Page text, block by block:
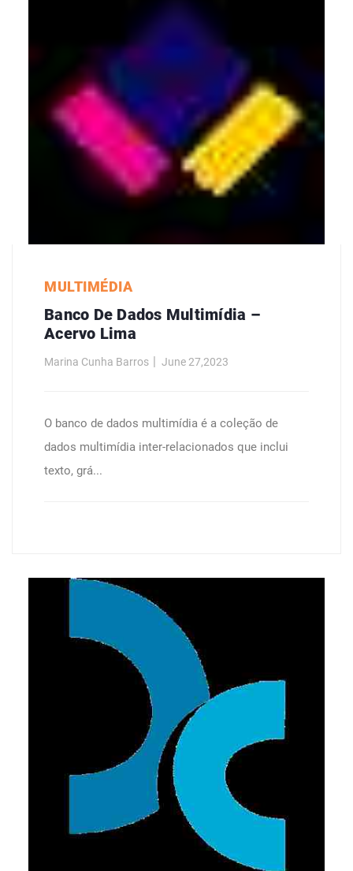
MULTIMÉDIA
Banco De Dados Multimídia –
Acervo Lima
Marina Cunha Barros June 27,2023
O banco de dados multimídia é a coleção de
dados multimídia inter-relacionados que inclui
texto, grá...